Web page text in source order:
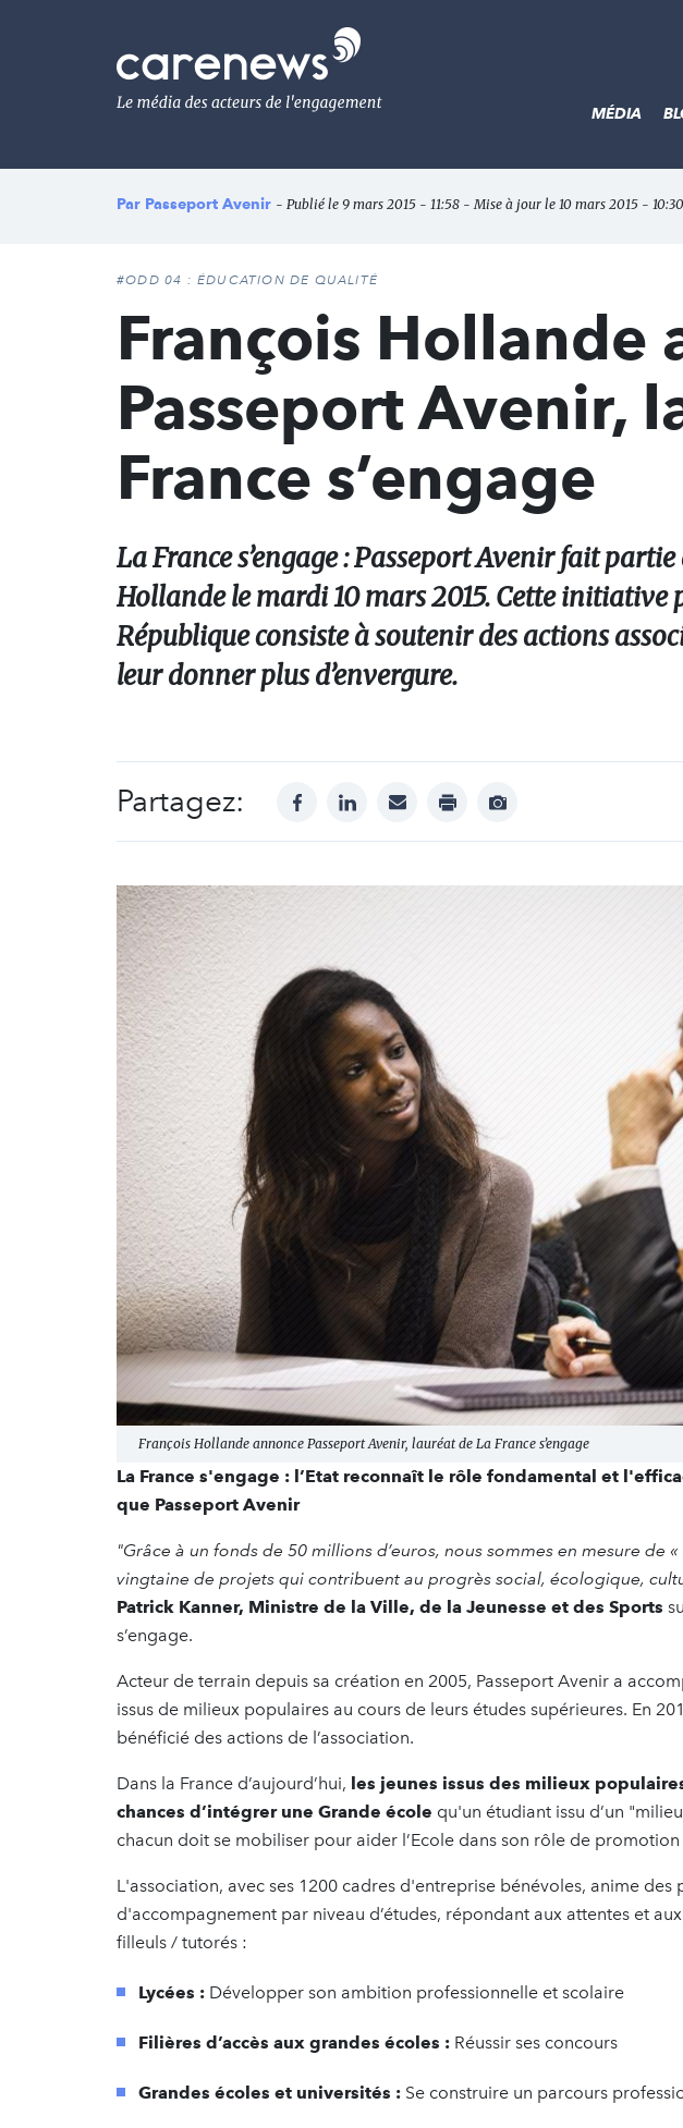
Le
média
de
l'engagement
MÉDIA
Par Passeport Avenir - Publié le 9 mars 2015 - 11:58 - Mise à jour le 10 mars 2015 - 10:30
#ODD 04 : ÉDUCATION DE QUALITÉ
François Hollande
Passeport Avenir,
France s’engage
La France s’engage : Passeport Avenir fait
Hollande le mardi 10 mars 2015. Cette initiative
République consiste à soutenir des actions
leur donner plus d’envergure.
Partagez: facebooklinkedinmail print
Afficher
François Hollande annonce Passeport Avenir, lauréat de La France s’engage
La France s'engage : l’Etat reconnaît le rôle fondamental et
que Passeport Avenir
"Grâce à un fonds de 50 millions d’euros, nous sommes en mesure de
vingtaine de projets qui contribuent au progrès social, écologique,
Patrick Kanner, Ministre de la Ville, de la Jeunesse et des Sports
s’engage.
Acteur de terrain depuis sa création en 2005, Passeport Avenir a
issus de milieux populaires au cours de leurs études supérieures. En
bénéficié des actions de l’association.
Dans la France d’aujourd’hui, les jeunes issus des milieux
chances d’intégrer une Grande école qu'un étudiant issu d’un
chacun doit se mobiliser pour aider l’Ecole dans son rôle de promotion
L'association, avec ses 1200 cadres d'entreprise bénévoles, anime des
d'accompagnement par niveau d’études, répondant aux attentes et
filleuls / tutorés :
Lycées : Développer son ambition professionnelle et scolaire
Filières d’accès aux grandes écoles : Réussir ses concours
Grandes écoles et universités : Se construire un parcours